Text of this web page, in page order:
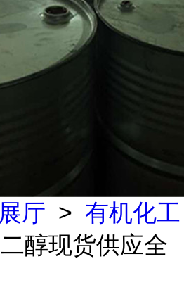
厅 > 有机化工
醇现货供应全